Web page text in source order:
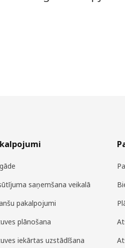
saņemšana veikalā
pakalpojumi
plānošana
iekārtas uzstādīšana